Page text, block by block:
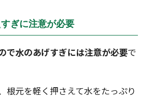
ぎに注意が必要
で水のあげすぎには注意が必要で
根元を軽く押さえて水をたっぷり